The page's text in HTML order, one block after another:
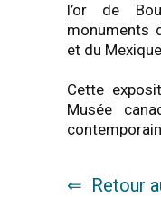
l’or de
monuments
et du
Cette
Musée
Retour